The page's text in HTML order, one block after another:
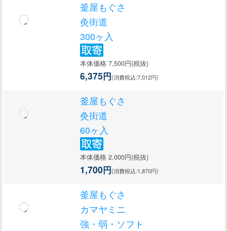
釜屋もぐさ
灸街道
300ヶ入
本体価格 7,500円(税抜)
6,375円(消費税込:7,012円)
釜屋もぐさ
灸街道
60ヶ入
本体価格 2,000円(税抜)
1,700円(消費税込:1,870円)
釜屋もぐさ
カマヤミニ
強・弱・ソフト